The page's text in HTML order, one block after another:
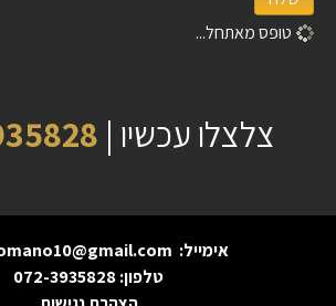
טופס מאתחל...
צלצלו עכשיו |
אימייל:
טלפון:072-3935828